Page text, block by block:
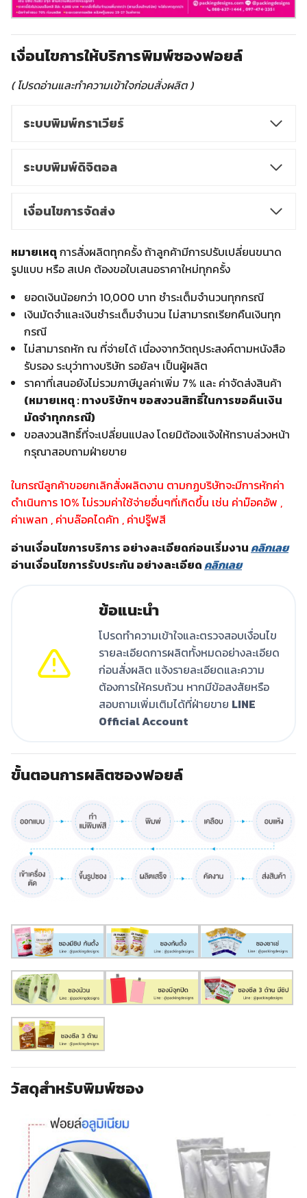
เงื่อนไขการให้บริการพิมพ์ซองฟอยล์
( โปรดอ่านและทำความเข้าใจก่อนสั่งผลิต )
ระบบพิมพ์กราเวียร์
ระบบพิมพ์ดิจิตอล
เงื่อนไขการจัดส่ง
หมายเหตุการสั่งผลิตทุกครั้ง ถ้าลูกค้ามีการปรับเปลี่ยนขนาด
รูปแบบ หรือ สเปค ต้องขอใบเสนอราคาใหม่ทุกครั้ง
ยอดเงินน้อยกว่า 10,000 บาท ชำระเต็มจำนวนทุกกรณี
เงินมัดจำและเงินชำระเต็มจำนวน ไม่สามารถเรียกคืนเงินทุก
กรณี
ไม่สามารถหัก ณ ที่จ่ายได้ เนื่องจากวัตถุประสงค์ตามหนังสือ
รับรอง ระบุว่าทางบริษัท รอยัลฯ เป็นผู้ผลิต
ราคาที่เสนอยังไม่รวมภาษีมูลค่าเพิ่ม 7% และ ค่าจัดส่งสินค้า
(หมายเหตุ : ทางบริษัทฯ ขอสงวนสิทธิ์ในการขอคืนเงิน
มัดจำทุกกรณี)
ขอสงวนสิทธิ์ที่จะเปลี่ยนแปลง โดยมิต้องแจ้งให้ทราบล่วงหน้า
กรุณาสอบถามฝ่ายขาย
ในกรณีลูกค้าขอยกเลิกสั่งผลิตงาน ตามกฏบริษัทจะมีการหักค่า
ดำเนินการ 10% ไม่รวมค่าใช้จ่ายอื่นๆที่เกิดขึ้น เช่น ค่าม๊อคอัพ ,
ค่าเพลท , ค่าบล๊อคไดคัท , ค่าปรู๊ฟสี
อ่านเงื่อนไขการบริการ อย่างละเอียดก่อนเริ่มงานคลิกเลย
อ่านเงื่อนไขการรับประกัน อย่างละเอียดคลิกเลย
ข้อแนะนำ
โปรดทำความเข้าใจและตรวจสอบเงื่อนไข
รายละเอียดการผลิตทั้งหมดอย่างละเอียด
ก่อนสั่งผลิต แจ้งรายละเอียดและความ
ต้องการให้ครบถ้วน หากมีข้อสงสัยหรือ
สอบถามเพิ่มเติมได้ที่ฝ่ายขาย LINE
Official Account
ขั้นตอนการผลิตซองฟอยล์
วัสดุสำหรับพิมพ์ซอง